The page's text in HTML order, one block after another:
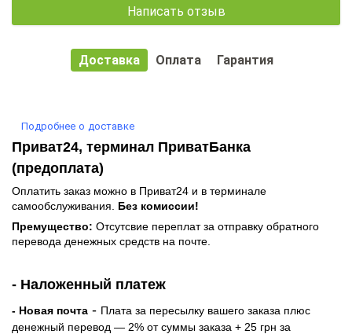
Написать отзыв
Доставка Оплата Гарантия
Подробнее о доставке
Приват24, терминал ПриватБанка
(предоплата)
Оплатить заказ можно в Приват24 и в терминале
самообслуживания. Без комиссии!
Премущество: Отсутсвие переплат за отправку обратного
перевода денежных средств на почте.
- Наложенный платеж
- Новая почта - Плата за пересылку вашего заказа плюс
денежный перевод — 2% от суммы заказа + 25 грн за